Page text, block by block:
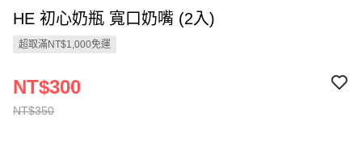
HE 初心奶瓶 寬口奶嘴 (2入)
超取滿NT$1,000免運
NT$350
NT$300